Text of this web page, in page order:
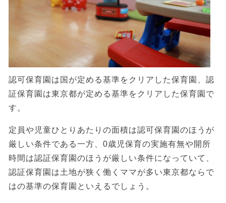
認可保育園は国が定める基準をクリアした保育園、認
証保育園は東京都が定める基準をクリアした保育園で
す。
定員や児童ひとりあたりの面積は認可保育園のほうが
厳しい条件である一方、0歳児保育の実施有無や開所
時間は認証保育園のほうが厳しい条件になっていて、
認証保育園は土地が狭く働くママが多い東京都ならで
はの基準の保育園といえるでしょう。